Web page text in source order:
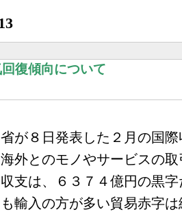
復傾向について
が８日発表した２月の国
外とのモノやサービスの
支は、６３７４億円の黒
輸入の方が多い貿易赤字